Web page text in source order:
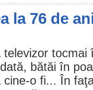
la 76 de
televizor tocmai
bătăi în
cine-o fi... În